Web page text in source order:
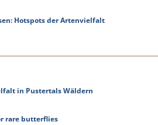
Hotspots der Artenvielfalt
in Pustertals Wäldern
rare butterflies